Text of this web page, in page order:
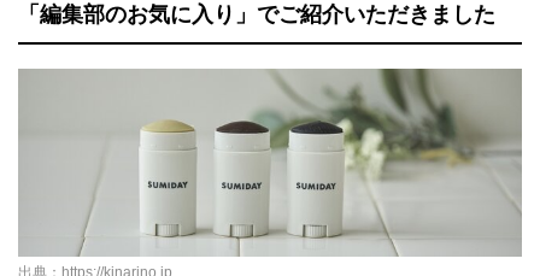
「編集部のお気に入り」でご紹介いただきました
出典： https://kinarino.jp